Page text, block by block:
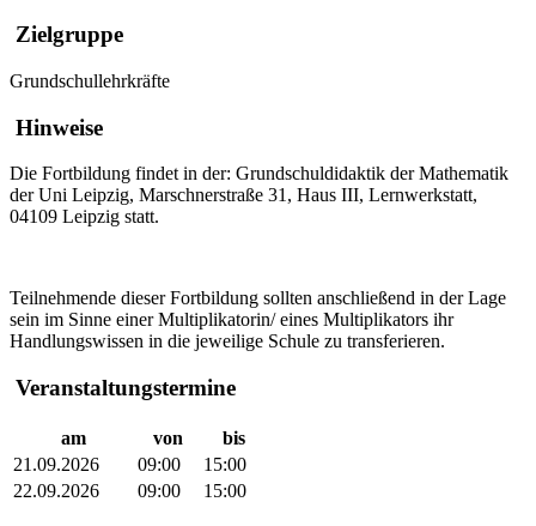
Zielgruppe
Grundschullehrkräfte
Hinweise
Die Fortbildung findet in der: Grundschuldidaktik der Mathematik
der Uni Leipzig, Marschnerstraße 31, Haus III, Lernwerkstatt,
04109 Leipzig statt.
Teilnehmende dieser Fortbildung sollten anschließend in der Lage
sein im Sinne einer Multiplikatorin/ eines Multiplikators ihr
Handlungswissen in die jeweilige Schule zu transferieren.
Veranstaltungstermine
am von
bis
21.09.2026
09:00
15:00
22.09.2026
09:00 15:00